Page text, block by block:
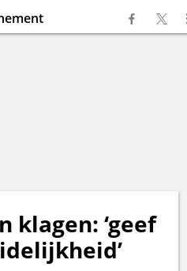
klagen: ‘geef